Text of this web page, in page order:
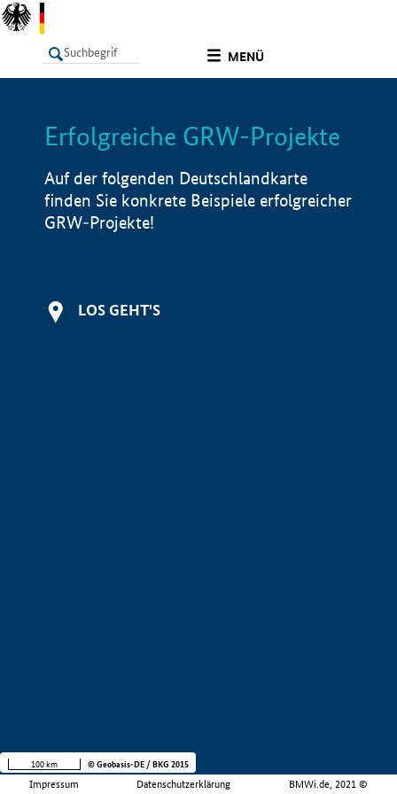
MENÜ
LISTE Info
Erfolgreiche GRW-Projekte
Auf der folgenden Deutschlandkarte
finden Sie konkrete Beispiele erfolgreicher
GRW-Projekte!
LOS GEHT'S
Impressum Datenschutzerklärung BMWi.de, 2021 ©
100 km © Geobasis-DE / BKG 2015